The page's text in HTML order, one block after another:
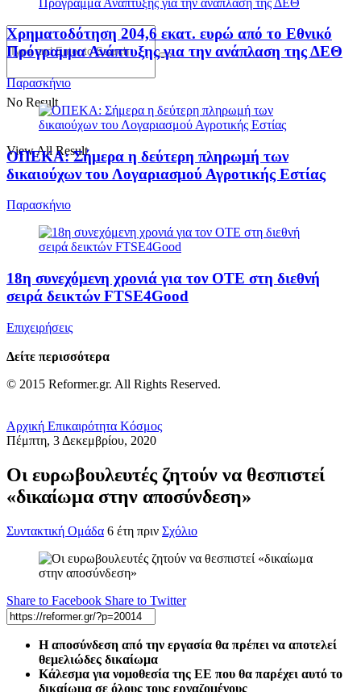
No Result
View All Result
Χρηματοδότηση 204,6 εκατ. ευρώ από το Εθνικό
Πρόγραμμα Ανάπτυξης για την ανάπλαση της ΔΕΘ
Παρασκήνιο
ΟΠΕΚΑ: Σήμερα η δεύτερη πληρωμή των
δικαιούχων του Λογαριασμού Αγροτικής Εστίας
Παρασκήνιο
18η συνεχόμενη χρονιά για τον ΟΤΕ στη διεθνή
σειρά δεικτών FTSE4Good
Επιχειρήσεις
Δείτε περισσότερα
© 2015 Reformer.gr. All Rights Reserved.
Αρχική Επικαιρότητα Κόσμος
Πέμπτη, 3 Δεκεμβρίου, 2020
Οι ευρωβουλευτές ζητούν να θεσπιστεί
«δικαίωμα στην αποσύνδεση»
Συντακτική Ομάδα 6 έτη πριν Σχόλιο
Share to Facebook Share to Twitter
Η αποσύνδεση από την εργασία θα πρέπει να αποτελεί
θεμελιώδες δικαίωμα
Κάλεσμα για νομοθεσία της ΕΕ που θα παρέχει αυτό το
δικαίωμα σε όλους τους εργαζομένους